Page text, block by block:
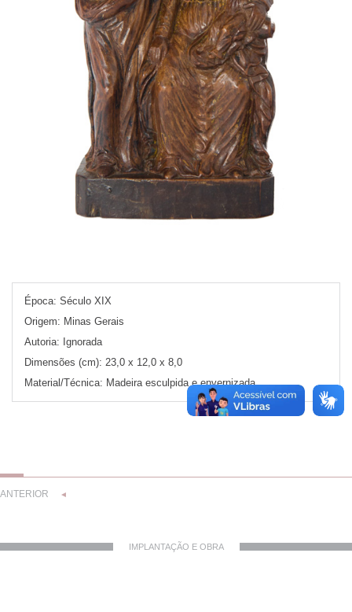
Época: Século XIX
Origem: Minas Gerais
Autoria: Ignorada
Dimensões (cm): 23,0 x 12,0 x 8,0
Material/Técnica: Madeira esculpida e envernizada
ANTERIOR ◄
IMPLANTAÇÃO E OBRA